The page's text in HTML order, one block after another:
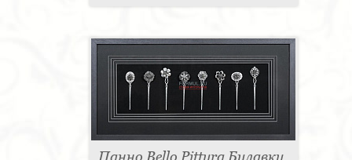
Панно Bello Pittura Булавки